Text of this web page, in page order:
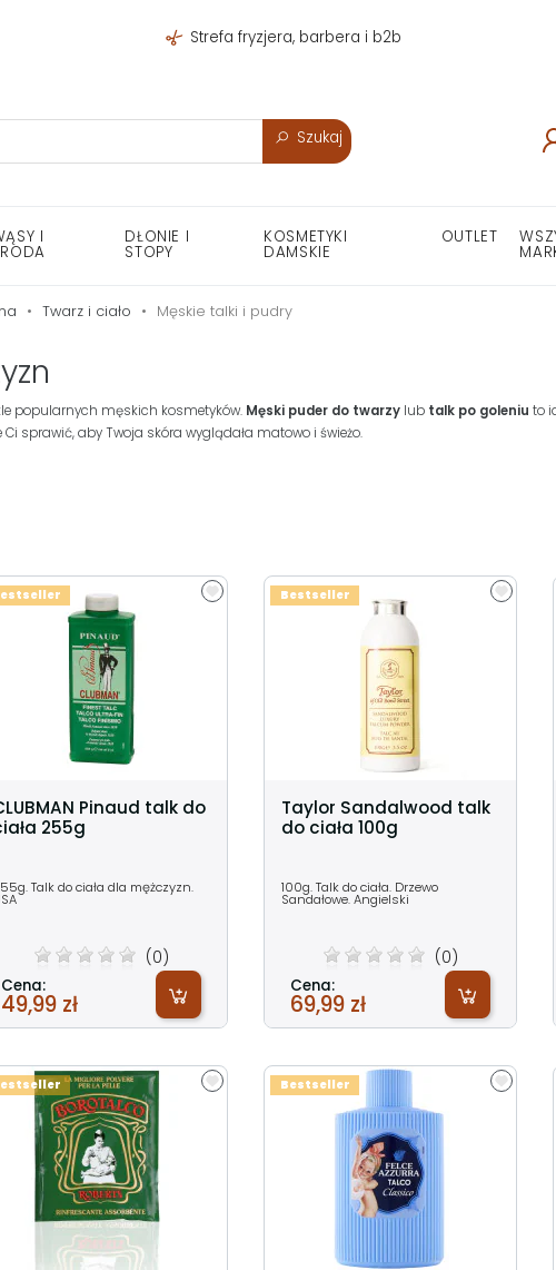
Strefa fryzjera, barbera i b2b
Szukaj
I DŁONIE I
STOPY
KOSMETYKI
DAMSKIE
OUTLET
Twarz i ciało Męskie talki i pudry
popularnych męskich kosmetyków. Męski puder do twarzy lub talk po goleniu to
sprawić, aby Twoja skóra wyglądała matowo i świeżo.
Pinaud talk do
255g
Talk do ciała dla mężczyzn.
(0)
Cena:
49,99 zł
Taylor Sandalwood talk
do ciała 100g
100g. Talk do ciała. Drzewo
Sandałowe. Angielski
(0)
Cena:
69,99 zł
Bestseller
Bestseller